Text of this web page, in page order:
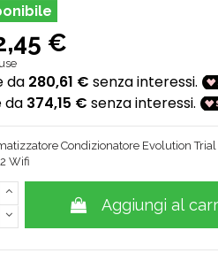
€
Condizionatore Evolution
Wifi
Aggiungi al